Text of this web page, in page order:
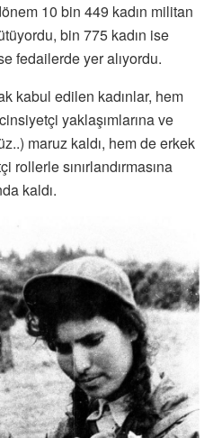
10 bin 449 kadın militan
bin 775 kadın ise
fedailerde yer alıyordu.
kabul edilen kadınlar, hem
yaklaşımlarına ve
maruz kaldı, hem de erkek
rollerle sınırlandırmasına
kaldı.